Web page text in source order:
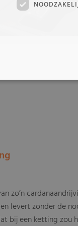
zo’n
levert zonder de
bij een ketting zou